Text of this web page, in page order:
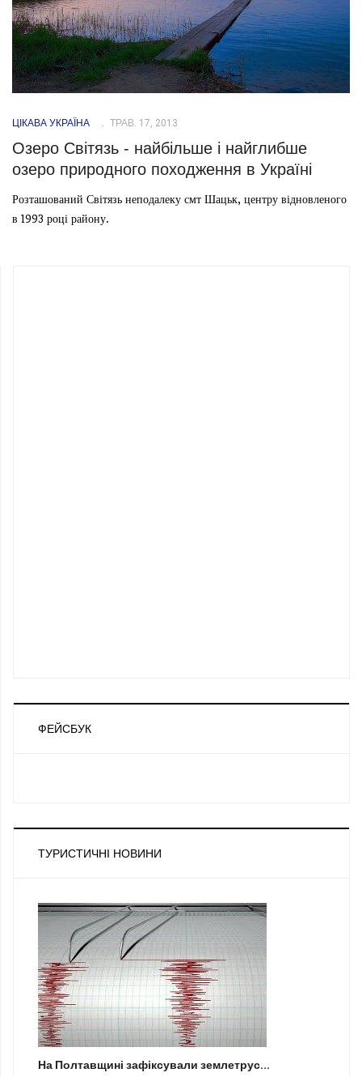
ЦІКАВА УКРАЇНА ТРАВ. 17, 2013
Озеро Світязь - найбільше і найглибше
озеро природного походження в Україні
Розташований Світязь неподалеку смт Шацьк, центру відновленого
в 1993 році району.
ФЕЙСБУК
ТУРИСТИЧНІ НОВИНИ
На Полтавщині зафіксували землетрус...